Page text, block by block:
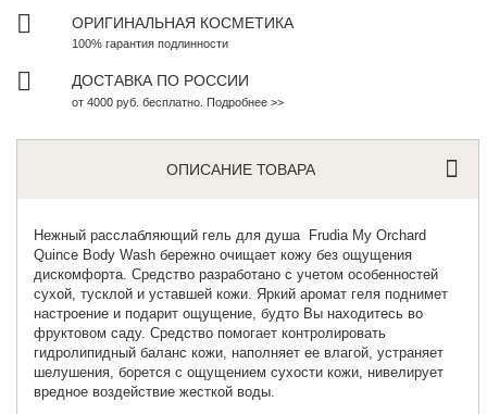
ОРИГИНАЛЬНАЯ КОСМЕТИКА
100% гарантия подлинности
ДОСТАВКА ПО РОССИИ
от 4000 руб. бесплатно. Подробнее >>
ОПИСАНИЕ ТОВАРА
Нежныйрасслабляющий гель для душа
Frudia My Orchard
Quince Body Wash бережно очищает кожу без ощущения
дискомфорта. Средство разработано с учетом особенностей
сухой, тусклой и уставшей кожи. Яркий аромат геля поднимет
настроение и подарит ощущение, будто Вы находитесь во
фруктовом саду. Средство помогает контролировать
гидролипидный баланс кожи, наполняет ее влагой, устраняет
шелушения, борется с ощущением сухости кожи, нивелирует
вредное воздействие жесткой воды.